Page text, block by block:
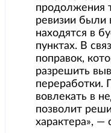
продолжения
ревизии
находятся в
пунктах. В
поправок,
разрешить
переработки.
вовлекать в
позволит
характера», —